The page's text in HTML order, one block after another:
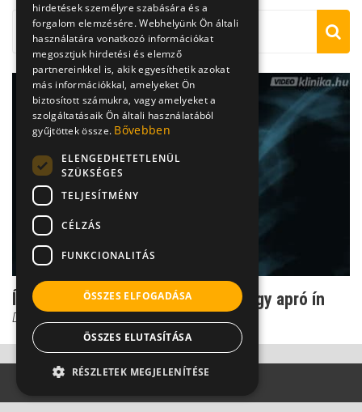
Így okoz hihetetlen vállfájdalmat egy apró ín
Dr. Knoll Zsolt PhD
hirdetések személyre szabására és a
forgalom elemzésére. Webhelyünk Ön általi
használatára vonatkozó információkat
megosztjuk hirdetési és elemző
partnereinkkel is, akik egyesíthetik azokat
más információkkal, amelyeket Ön
biztosított számukra, vagy amelyeket a
szolgáltatásaik Ön általi használatából
gyűjtöttek össze. Bővebben
ELENGEDHETETLENÜL
SZÜKSÉGES
TELJESÍTMÉNY
CÉLZÁS
FUNKCIONALITÁS
ÖSSZES ELFOGADÁSA
ÖSSZES ELUTASÍTÁSA
RÉSZLETEK MEGJELENÍTÉSE